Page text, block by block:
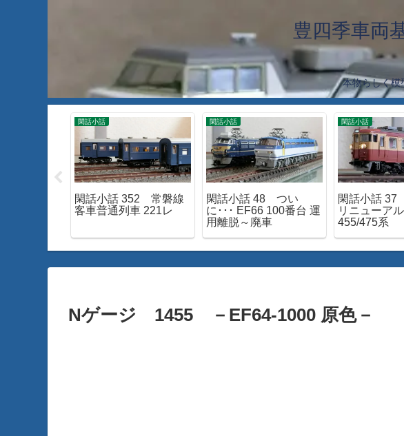
豊四季車両
本物らしく
閑話小話
閑話小話 352 常磐線
客車普通列車 221レ
閑話小話
閑話小話 48 つい
に･･･ EF66 100番台 運
用離脱～廃車
閑話小話
閑話小話
リニューアル
455/475系
Nゲージ 1455 －EF64-1000 原色－